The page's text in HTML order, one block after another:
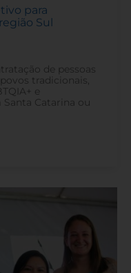
para
Sul
de pessoas
tradicionais,
e
Catarina ou